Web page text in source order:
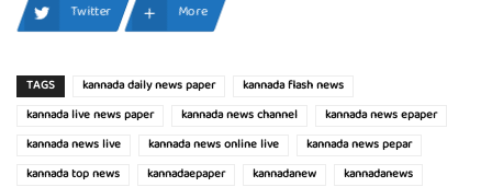
Twitter
More
TAGS kannada daily news paper
kannada flash news
kannada live news paper
kannada news channel
kannada news epaper
kannada news live
kannada news online live
kannada news pepar
kannada top news
kannadaepaper kannadanew
kannadanews